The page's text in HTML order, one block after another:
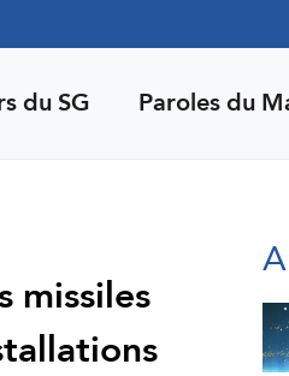
du SG Paroles du
missiles